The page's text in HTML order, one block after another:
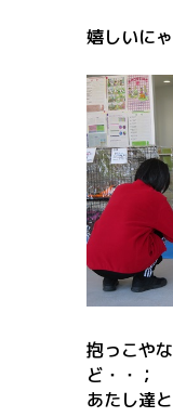
嬉しいに
抱っこや
ど・・；
あたし達